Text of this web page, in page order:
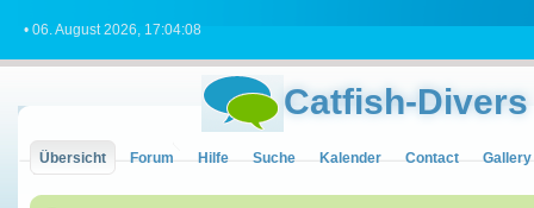
• 06. August 2026, 17:04:08
Catfish-Divers
Übersicht Forum Hilfe Suche Kalender Contact Gallery